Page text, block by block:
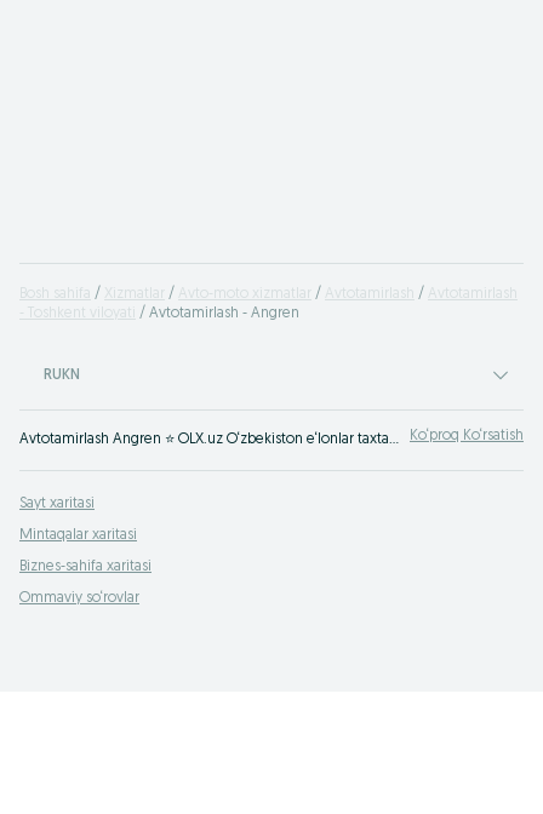
Bosh sahifa Xizmatlar Avto-moto xizmatlar Avtotamirlash
Avtotamirlash
- Toshkent viloyati
Avtotamirlash - Angren
RUKN
Avtotamirlash Angren ⭐ OLX.uz O‘zbekiston e‘lonlar taxtasida tez va oson xizmatni topish yoki ko‘rsatish mumkin ✔️ Eng yaxshi xizmatni OLX.uzda toping! Ko‘proq Ko‘rsatish
Sayt xaritasi
Mintaqalar xaritasi
Biznes-sahifa xaritasi
Ommaviy so‘rovlar